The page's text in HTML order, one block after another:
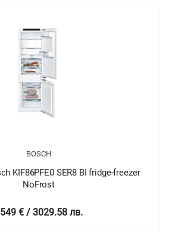
BOSCH
KIN86AFF0 SER6 BI fridge-freezer
NoFrost
€ / 4692.04 лв.